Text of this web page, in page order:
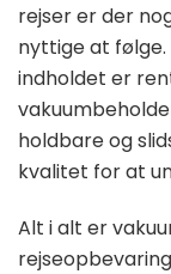
rejser er der
nyttige at
indholdet er
holdbare og
kvalitet for at
Alt i alt er